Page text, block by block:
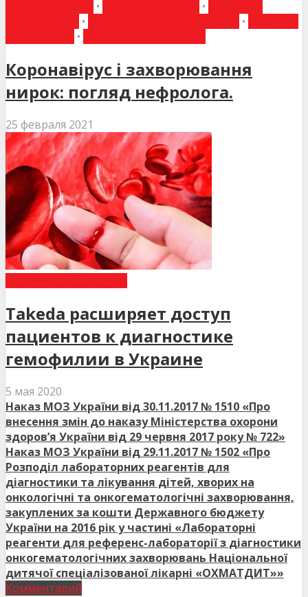
• •
• •
•
Коронавірус і захворювання
нирок: погляд нефролога.
25 февраля 2021
Takeda расширяет доступ
пациентов к диагностике
гемофилии в Украине
5 мая 2020
Наказ МОЗ України від 30.11.2017 № 1510 «Про
внесення змін до наказу Міністерства охорони
здоров’я України від 29 червня 2017 року № 722»
Наказ МОЗ України від 29.11.2017 № 1502 «Про
Розподіл лабораторних реагентів для
діагностики та лікування дітей, хворих на
онкологічні та онкогематологічні захворювання,
закуплених за кошти Державного бюджету
України на 2016 рік у частині «Лабораторні
реагенти для референс-лабораторії з діагностики
онкогематологічних захворювань Національної
дитячої спеціалізованої лікарні «ОХМАТДИТ»»
Комментарий